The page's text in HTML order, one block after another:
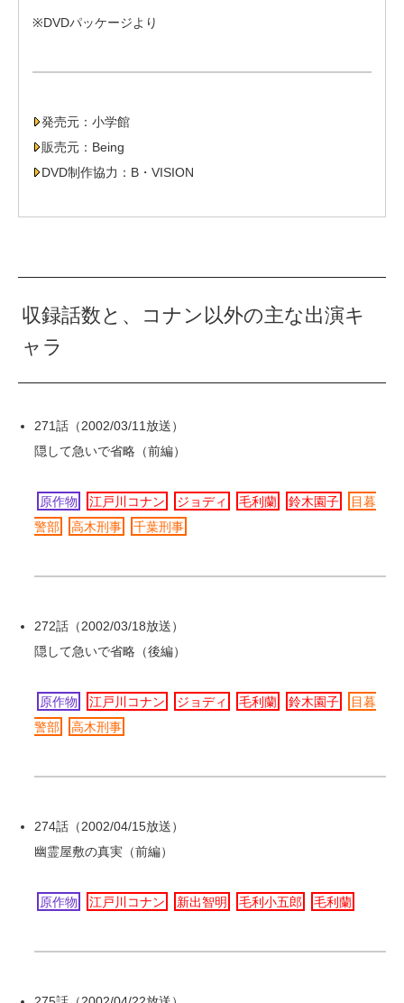
※DVDパッケージより
発売元：小学館
販売元：Being
DVD制作協力：B・VISION
収録話数と、コナン以外の主な出演キ
ャラ
271話（2002/03/11放送）
隠して急いで省略（前編）
原作物 江戸川コナン ジョディ 毛利蘭 鈴木園子
目暮
警部
高木刑事 千葉刑事
272話（2002/03/18放送）
隠して急いで省略（後編）
原作物 江戸川コナン ジョディ 毛利蘭 鈴木園子
目暮
警部
高木刑事
274話（2002/04/15放送）
幽霊屋敷の真実（前編）
原作物 江戸川コナン 新出智明 毛利小五郎 毛利蘭